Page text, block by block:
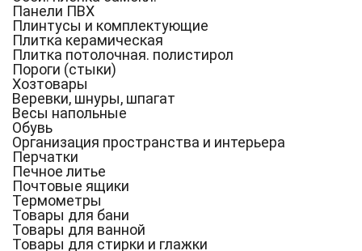
Панели ПВХ
Плинтусы и комплектующие
Плитка керамическая
Плитка потолочная. полистирол
Пороги (стыки)
Хозтовары
Веревки, шнуры, шпагат
Весы напольные
Обувь
Организация пространства и интерьера
Перчатки
Печное литье
Почтовые ящики
Термометры
Товары для бани
Товары для ванной
Товары для стирки и глажки